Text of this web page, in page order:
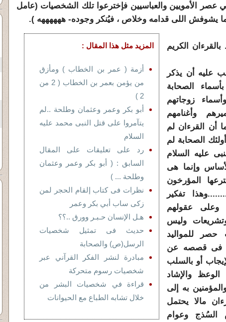
في عصر الأمويين والعباسيين فإخترعوا تلك الشخصيات (عامل
يشوفش اللى قدامه وخلاص ، فيُنكر وجوده- ههههههه ).
المزيد مثل هذا المقال :
أزمة ( عمر بن الخطاب ) ومأزق
من يؤمن بعمر بن الخطاب ( 2 من
2 )
أبو بكر وعمر وعثمان وطلحة ..لم
يتآمروا على قتل النبى محمد عليه
السلام
رد على تعليقات على المقال
السابق : ( أبو بكر وعمر وعثمان
وطلحة ... )
نظرات فى كتاب إلقام الحجر لمن
زكى ساب أبي بكر وعمر
هـل الإنسان حـبـر وورق ..؟؟
حديث فى تمثيل شخصيات
الرسل(ص) والصحابة
مبادرة لنشر الفكر القرآني عبر
شخصيات رسوم متحركة
قراءة في شخصيات البشر من
خلال تشابه الطباع مع الحيوانات
الكريم
عليه أن يذكر
الصحابة
زوجاتهم
وأغنامهم
أن القرءان لم
الصحابة لم
عليه السلام
وإنما هى
المؤرخون
تفكير
وعلى عقولهم
وليس
حصر للمواليد
فى قصصه عن
أو بالسلب
والإشاد
به إلى
مالا يحتمل
السُذج وعوام